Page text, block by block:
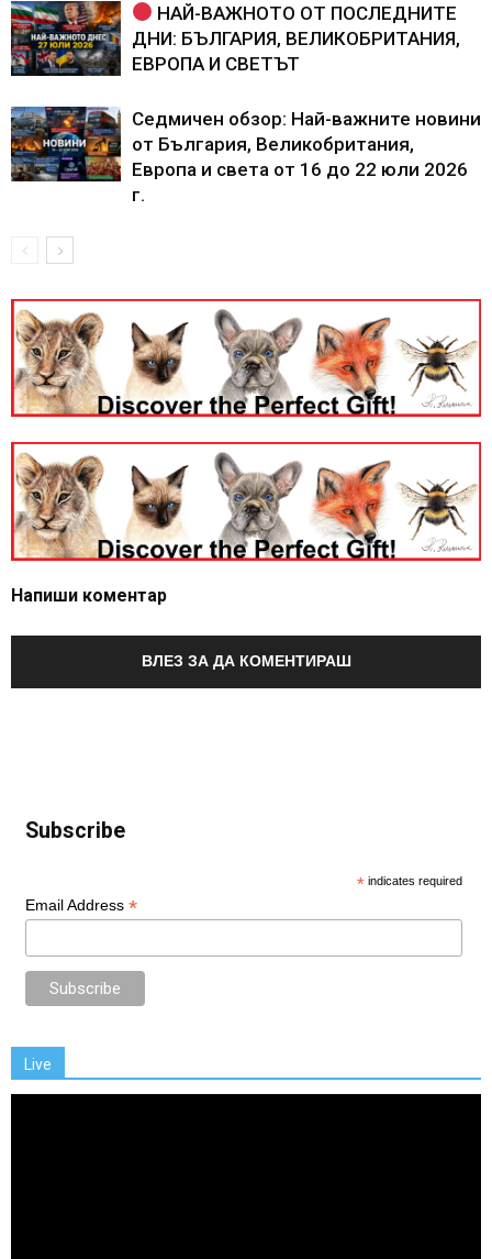
НАЙ-ВАЖНОТО ОТ ПОСЛЕДНИТЕ
ДНИ: БЪЛГАРИЯ, ВЕЛИКОБРИТАНИЯ,
ЕВРОПА И СВЕТЪТ
Седмичен обзор: Най-важните новини
от България, Великобритания,
Европа и света от 16 до 22 юли 2026
г.
Напиши коментар
ВЛЕЗ ЗА ДА КОМЕНТИРАШ
Subscribe
* indicates required
Email Address *
Live